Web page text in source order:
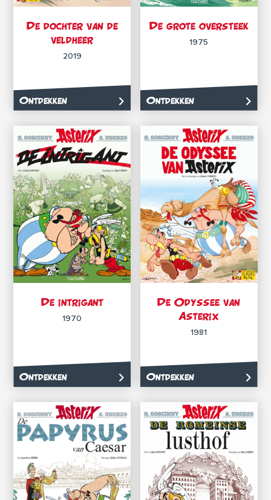
De dochter van de
veldheer
2019
Ontdekken
De grote oversteek
1975
Ontdekken
De intrigant
1970
Ontdekken
De Odyssee van
Asterix
1981
Ontdekken